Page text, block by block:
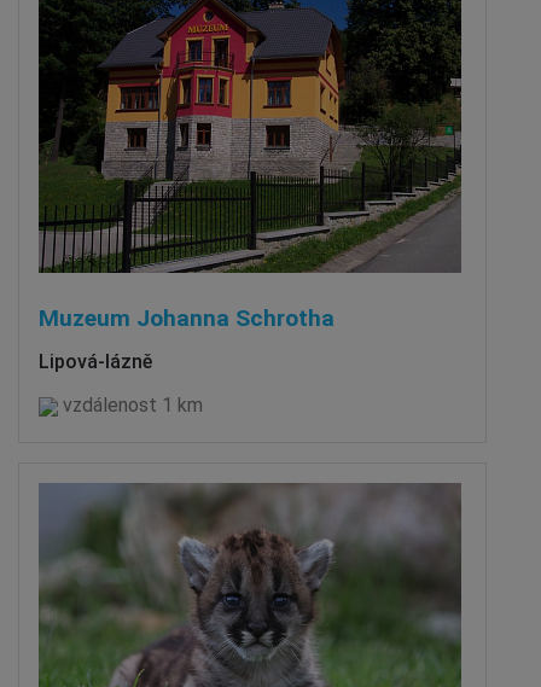
Muzeum Johanna Schrotha
Lipová-lázně
vzdálenost 1 km